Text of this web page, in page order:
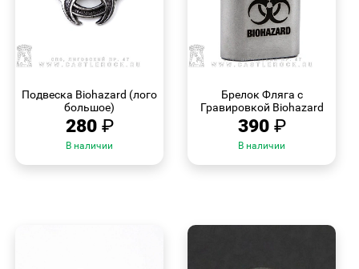
Подвеска Biohazard (лого
большое)
280 ₽
В наличии
Брелок Фляга с
Гравировкой Biohazard
390 ₽
В наличии